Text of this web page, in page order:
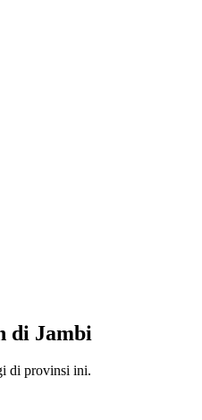
di Jambi
di provinsi ini.